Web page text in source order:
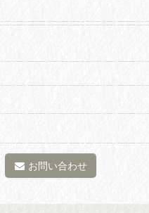
お問い合わせ